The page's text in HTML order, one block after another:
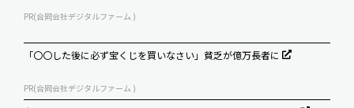
PR(合同会社デジタルファーム )
「〇〇した後に必ず宝くじを買いなさい」貧乏が億万長者に
PR(合同会社デジタルファーム )